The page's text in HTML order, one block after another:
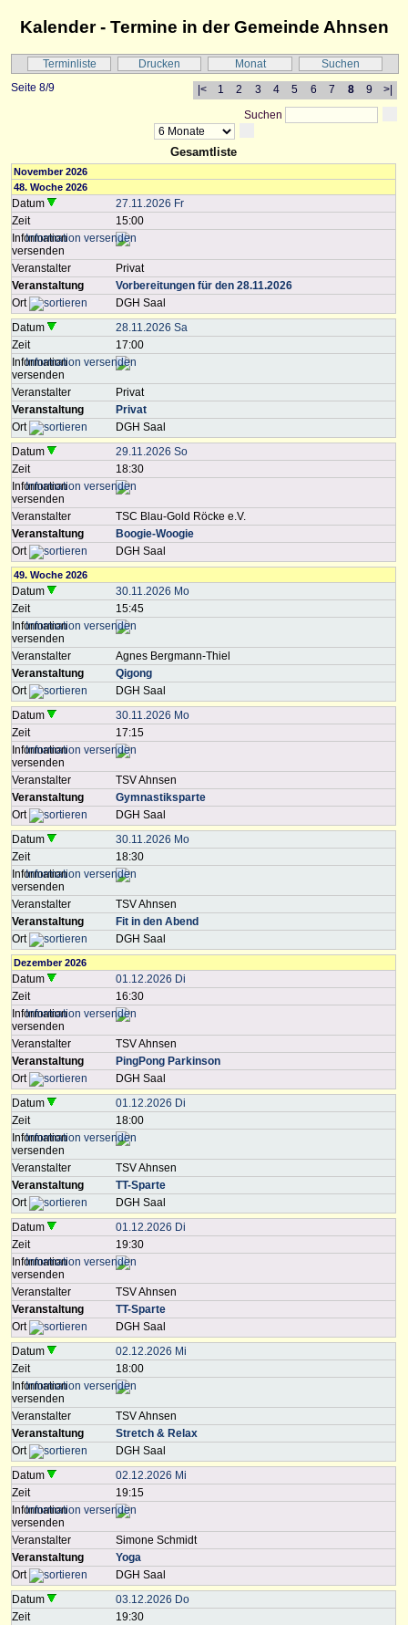
Kalender - Termine in der Gemeinde Ahnsen
Terminliste Drucken Monat
Suchen
Seite 8/9
|< 1 2 3 4 5 6 7 8 9
>|
Suchen
Gesamtliste
November 2026
48. Woche 2026
Datum
27.11.2026 Fr
Zeit
15:00
Information
versenden
Veranstalter
Privat
Veranstaltung
Vorbereitungen für den 28.11.2026
Ort
DGH Saal
Datum
28.11.2026 Sa
Zeit
17:00
Information
versenden
Veranstalter
Privat
Veranstaltung
Privat
Ort
DGH Saal
Datum
29.11.2026 So
Zeit
18:30
Information
versenden
Veranstalter
TSC Blau-Gold Röcke e.V.
Veranstaltung
Boogie-Woogie
Ort
DGH Saal
49. Woche 2026
Datum
30.11.2026 Mo
Zeit
15:45
Information
versenden
Veranstalter
Agnes Bergmann-Thiel
Veranstaltung
Qigong
Ort
DGH Saal
Datum
30.11.2026 Mo
Zeit
17:15
Information
versenden
Veranstalter
TSV Ahnsen
Veranstaltung
Gymnastiksparte
Ort
DGH Saal
Datum
30.11.2026 Mo
Zeit
18:30
Information
versenden
Veranstalter
TSV Ahnsen
Veranstaltung
Fit in den Abend
Ort
DGH Saal
Dezember 2026
Datum
01.12.2026 Di
Zeit
16:30
Information
versenden
Veranstalter
TSV Ahnsen
Veranstaltung
PingPong Parkinson
Ort
DGH Saal
Datum
01.12.2026 Di
Zeit
18:00
Information
versenden
Veranstalter
TSV Ahnsen
Veranstaltung
TT-Sparte
Ort
DGH Saal
Datum
01.12.2026 Di
Zeit
19:30
Information
versenden
Veranstalter
TSV Ahnsen
Veranstaltung
TT-Sparte
Ort
DGH Saal
Datum
02.12.2026 Mi
Zeit
18:00
Information
versenden
Veranstalter
TSV Ahnsen
Veranstaltung
Stretch & Relax
Ort
DGH Saal
Datum
02.12.2026 Mi
Zeit
19:15
Information
versenden
Veranstalter
Simone Schmidt
Veranstaltung
Yoga
Ort
DGH Saal
Datum
03.12.2026 Do
Zeit
19:30